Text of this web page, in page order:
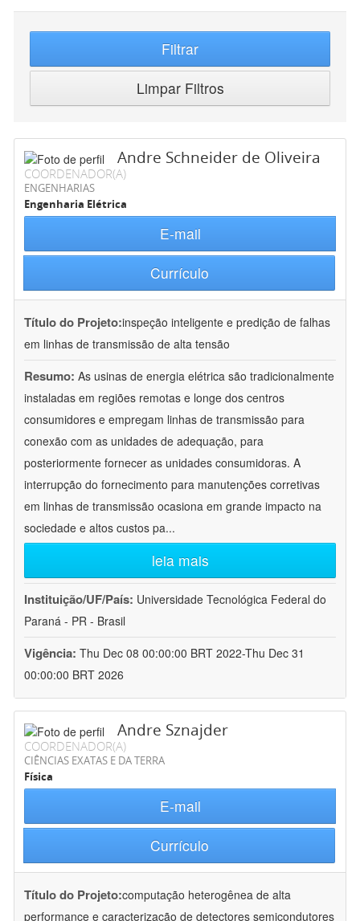
Filtrar
Limpar Filtros
Andre Schneider de Oliveira
COORDENADOR(A)
ENGENHARIAS
Engenharia Elétrica
E-mail
Currículo
Título do Projeto:inspeção inteligente e predição de falhas
em linhas de transmissão de alta tensão
Resumo: As usinas de energia elétrica são tradicionalmente
instaladas em regiões remotas e longe dos centros
consumidores e empregam linhas de transmissão para
conexão com as unidades de adequação, para
posteriormente fornecer as unidades consumidoras. A
interrupção do fornecimento para manutenções corretivas
em linhas de transmissão ocasiona em grande impacto na
sociedade e altos custos pa...
leia mais
Instituição/UF/País: Universidade Tecnológica Federal do
Paraná - PR - Brasil
Vigência: Thu Dec 08 00:00:00 BRT 2022-Thu Dec 31
00:00:00 BRT 2026
Andre Sznajder
COORDENADOR(A)
CIÊNCIAS EXATAS E DA TERRA
Física
E-mail
Currículo
Título do Projeto:computação heterogênea de alta
performance e caracterização de detectores semicondutores